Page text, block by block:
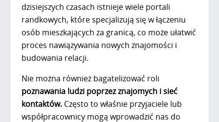
dzisiejszych czasach istnieje wiele portali
randkowych, które specjalizują się w łączeniu
osób mieszkających za granicą, co może ułatwić
proces nawiązywania nowych znajomości i
budowania relacji.
Nie można również bagatelizować roli
poznawania ludzi poprzez znajomych i sieć
kontaktów.Często to właśnie przyjaciele lub
współpracownicy mogą wprowadzić nas do